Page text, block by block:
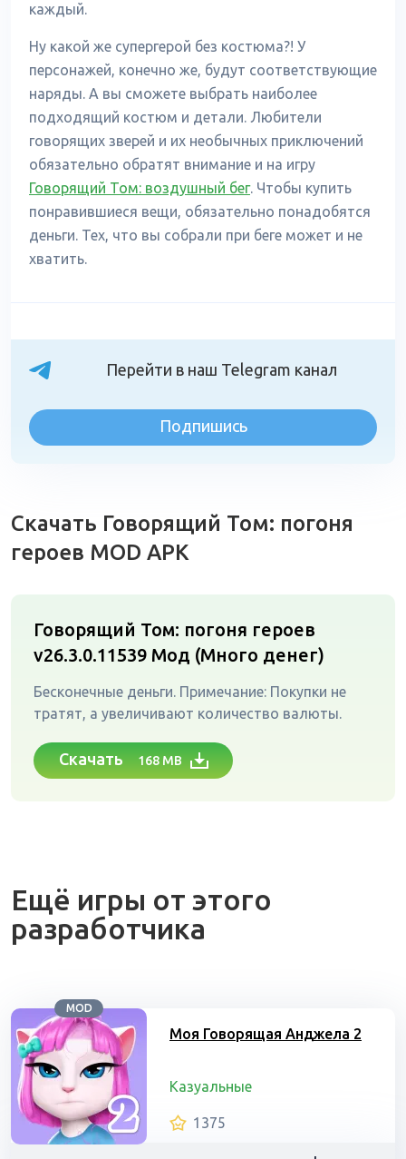
каждый.
Ну какой же супергерой без костюма?! У
персонажей, конечно же, будут соответствующие
наряды. А вы сможете выбрать наиболее
подходящий костюм и детали. Любители
говорящих зверей и их необычных приключений
обязательно обратят внимание и на игру
Говорящий Том: воздушный бег. Чтобы купить
понравившиеся вещи, обязательно понадобятся
деньги. Тех, что вы собрали при беге может и не
хватить.
Перейти в наш Telegram канал
Подпишись
Скачать Говорящий Том: погоня
героев MOD APK
Говорящий Том: погоня героев
v26.3.0.11539 Мод (Много денег)
Бесконечные деньги. Примечание: Покупки не
тратят, а увеличивают количество валюты.
Скачать 168 MB
Ещё игры от этого
разработчика
MOD
Моя Говорящая Анджела 2
Казуальные
1375